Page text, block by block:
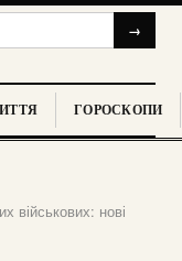
→
ГОРОСКОПИ
військових: нові